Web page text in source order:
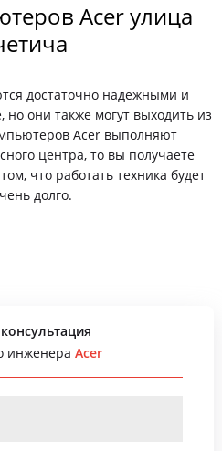
Acer улица
достаточно надежными и
они также могут выходить из
Acer выполняют
центра, то вы получаете
что работать техника будет
долго.
инженераAcer